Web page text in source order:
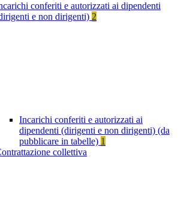
conferiti e autorizzati ai dipendenti
e non dirigenti) 2
Incarichi conferiti e autorizzati ai
dipendenti (dirigenti e non dirigenti) (da
pubblicare in tabelle) 1
collettiva